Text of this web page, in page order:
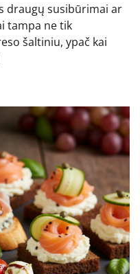
draugų susibūrimai ar
tampa ne tik
šaltiniu, ypač kai